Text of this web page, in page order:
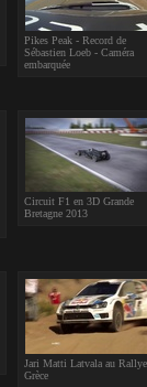
Pikes Peak - Record de
Sébastien Loeb - Caméra
embarquée
Circuit F1 en 3D Grande
Bretagne 2013
Jari Matti Latvala au
Grèce